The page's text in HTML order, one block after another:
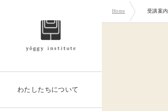
わたしたちについて
Home 受講案内